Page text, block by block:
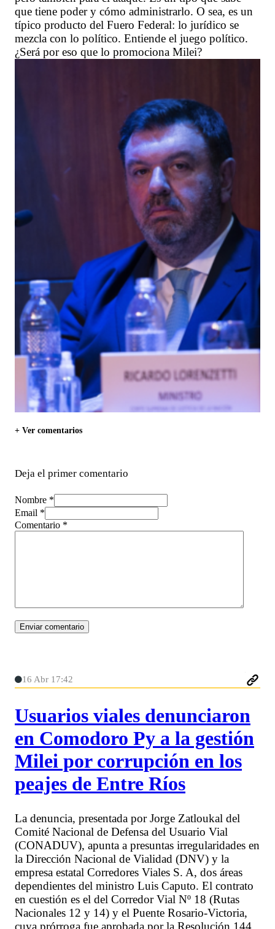
que tiene poder y cómo administrarlo. O sea, es un
típico producto del Fuero Federal: lo jurídico se
mezcla con lo político. Entiende el juego político.
¿Será por eso que lo promociona Milei?
+ Ver comentarios
Deja el primer comentario
Nombre *
Email *
Comentario *
16 Abr 17:42
Usuarios viales denunciaron
en Comodoro Py a la gestión
Milei por corrupción en los
peajes de Entre Ríos
La denuncia, presentada por Jorge Zatloukal del
Comité Nacional de Defensa del Usuario Vial
(CONADUV), apunta a presuntas irregularidades en
la Dirección Nacional de Vialidad (DNV) y la
empresa estatal Corredores Viales S. A, dos áreas
dependientes del ministro Luis Caputo. El contrato
en cuestión es el del Corredor Vial Nº 18 (Rutas
Nacionales 12 y 14) y el Puente Rosario-Victoria,
cuya prórroga fue aprobada por la Resolución 144